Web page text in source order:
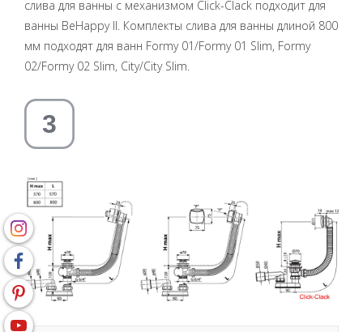
слива для ванны с механизмом Click-Clack подходит для
ванны BeHappy II. Комплекты слива для ванны длиной 800
мм подходят для ванн Formy 01/Formy 01 Slim, Formy
02/Formy 02 Slim, City/City Slim.